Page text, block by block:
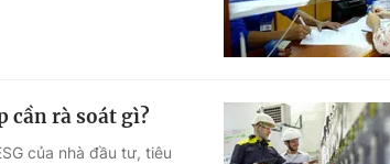
cần rà soát gì?
của nhà đầu tư, tiêu